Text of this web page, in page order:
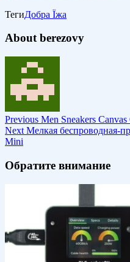
ТегиДобра Їжа
About berezovy
Previous Men Sneakers
Next Мелкая беспроводная-
Mini
Обратите внимание